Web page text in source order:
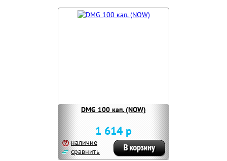
DMG 100 кап. (NOW)
1 614 р
наличие
сравнить